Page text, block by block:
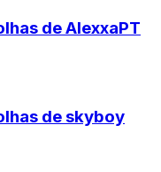
de AlexxaPT
de skyboy